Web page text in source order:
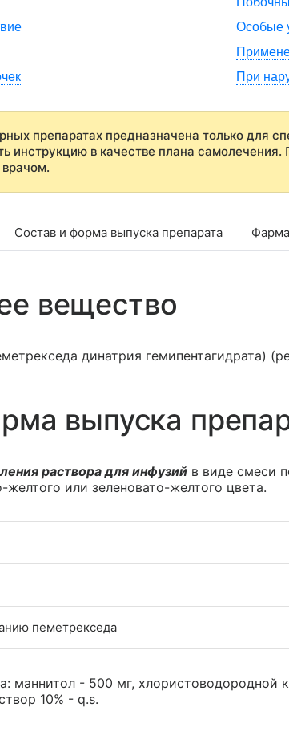
Особые
При
препаратах предназначена только для
инструкцию в качестве плана
врачом.
Состав и форма выпуска препарата
вещество
динатрия гемипентагидрата)
выпуска
раствора для инфузий в виде смеси
или зеленовато-желтого цвета.
пеметрекседа
маннитол - 500 мг, хлористоводородной
10% - q.s.